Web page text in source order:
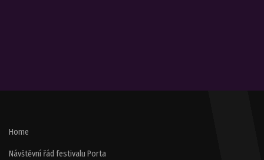
Home
Návštěvní řád festivalu Porta